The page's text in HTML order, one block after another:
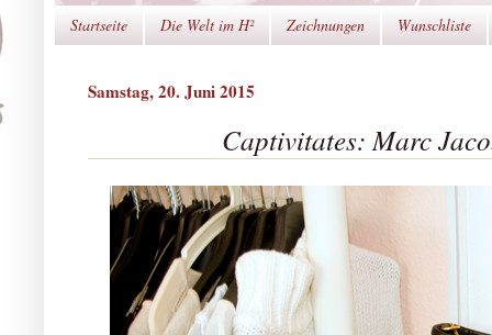
Startseite Die Welt im H² Zeichnungen Wunschliste
Samstag, 20. Juni 2015
Captivitates: Marc